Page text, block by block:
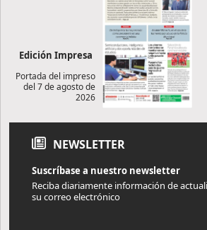
Edición Impresa
Portada del impreso
del 7 de agosto de
2026
NEWSLETTER
Suscríbase a nuestro newsletter
Reciba diariamente información de
su correo electrónico